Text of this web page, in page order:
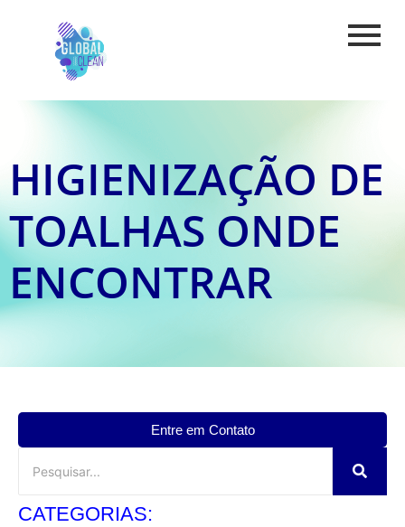
HIGIENIZAÇÃO DE
TOALHAS ONDE
ENCONTRAR
Entre em Contato
CATEGORIAS: